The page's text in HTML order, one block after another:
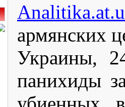
Analitika.at.
армянских
Украины,
панихиды